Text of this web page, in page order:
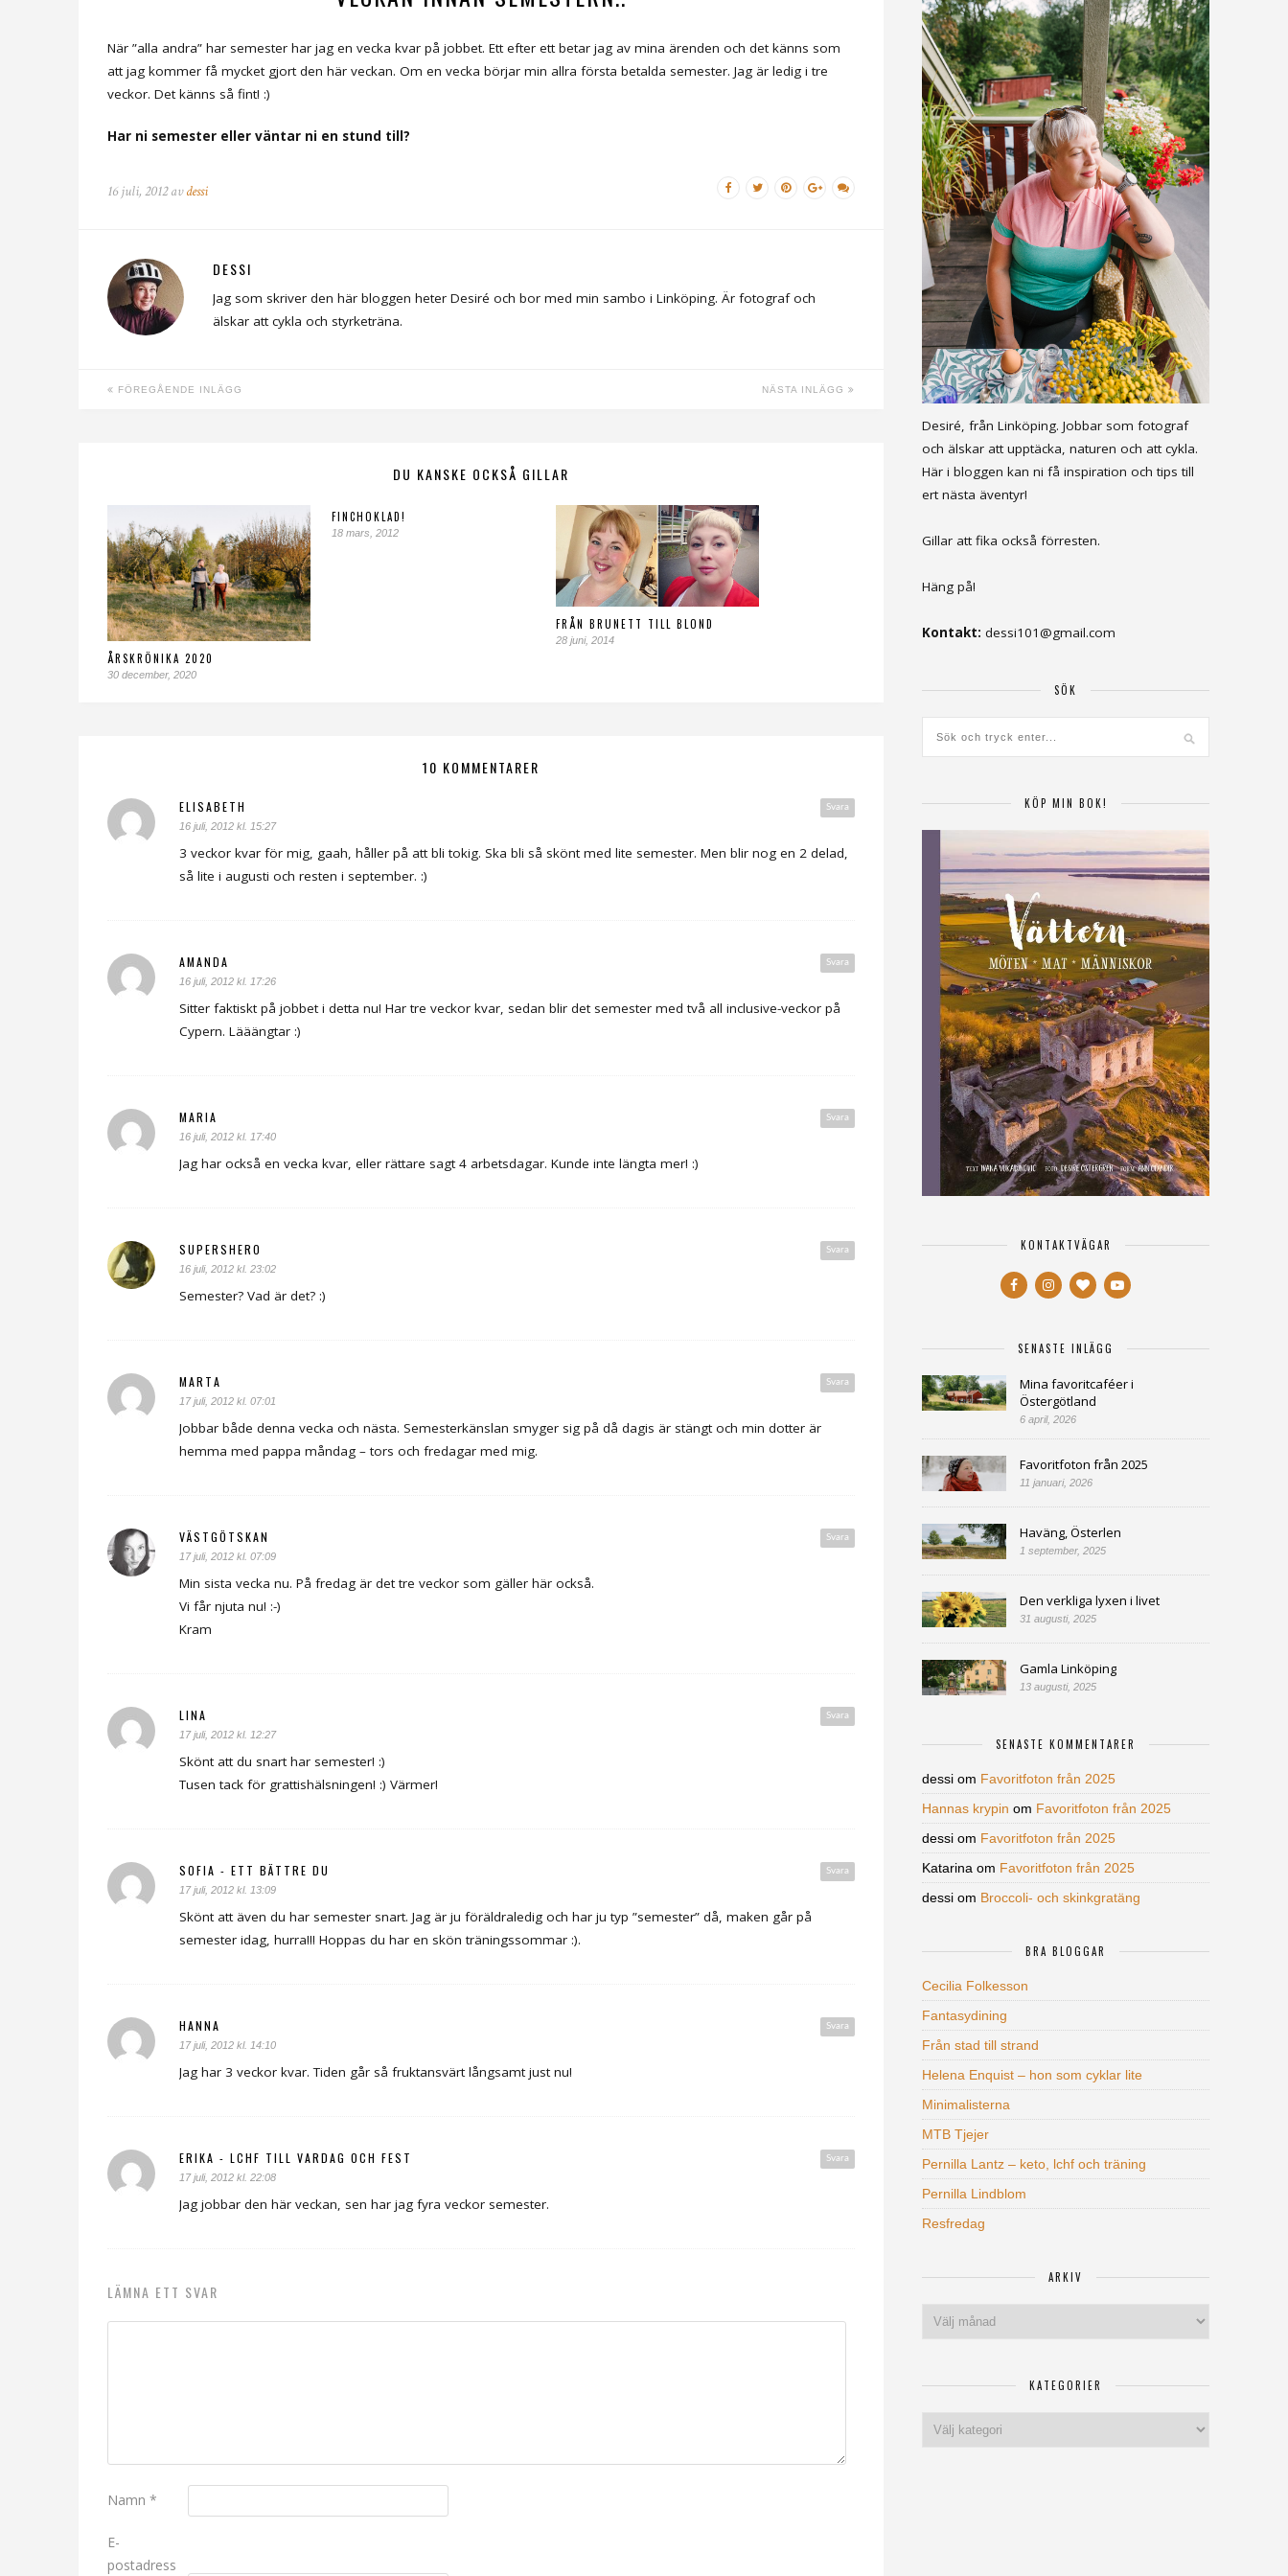
När ”alla andra” har semester har jag en vecka kvar på jobbet. Ett efter ett betar jag av mina ärenden och det känns som
att jag kommer få mycket gjort den här veckan. Om en vecka börjar min allra första betalda semester. Jag är ledig i tre
veckor. Det känns så fint! :)
Har ni semester eller väntar ni en stund till?
16 juli, 2012 avdessi
DESSI
Jag som skriver den här bloggen heter Desiré och bor med min sambo i Linköping. Är fotograf och
älskar att cykla och styrketräna.
FÖREGÅENDE INLÄGG NÄSTA INLÄGG
DU KANSKE OCKSÅ GILLAR
ÅRSKRÖNIKA 2020
30 december, 2020
FINCHOKLAD!
18 mars, 2012
FRÅN BRUNETT TILL BLOND
28 juni, 2014
10 KOMMENTARER
Svara
ELISABETH
16 juli, 2012 kl. 15:27
3 veckor kvar för mig, gaah, håller på att bli tokig. Ska bli så skönt med lite semester. Men blir nog en 2 delad,
så lite i augusti och resten i september. :)
Svara
AMANDA
16 juli, 2012 kl. 17:26
Sitter faktiskt på jobbet i detta nu! Har tre veckor kvar, sedan blir det semester med två all inclusive-veckor på
Cypern. Lääängtar :)
Svara
MARIA
16 juli, 2012 kl. 17:40
Jag har också en vecka kvar, eller rättare sagt 4 arbetsdagar. Kunde inte längta mer! :)
Svara
SUPERSHERO
16 juli, 2012 kl. 23:02
Semester? Vad är det? :)
Svara
MARTA
17 juli, 2012 kl. 07:01
Jobbar både denna vecka och nästa. Semesterkänslan smyger sig på då dagis är stängt och min dotter är
hemma med pappa måndag – tors och fredagar med mig.
Svara
VÄSTGÖTSKAN
17 juli, 2012 kl. 07:09
Min sista vecka nu. På fredag är det tre veckor som gäller här också.
Vi får njuta nu! :-)
Kram
Svara
LINA
17 juli, 2012 kl. 12:27
Skönt att du snart har semester! :)
Tusen tack för grattishälsningen! :) Värmer!
Svara
SOFIA - ETT BÄTTRE DU
17 juli, 2012 kl. 13:09
Skönt att även du har semester snart. Jag är ju föräldraledig och har ju typ ”semester” då, maken går på
semester idag, hurra!!! Hoppas du har en skön träningssommar :).
Svara
HANNA
17 juli, 2012 kl. 14:10
Jag har 3 veckor kvar. Tiden går så fruktansvärt långsamt just nu!
Svara
ERIKA - LCHF TILL VARDAG OCH FEST
17 juli, 2012 kl. 22:08
Jag jobbar den här veckan, sen har jag fyra veckor semester.
LÄMNA ETT SVAR
Namn *
E-
postadress
Desiré, från Linköping. Jobbar som fotograf
och älskar att upptäcka, naturen och att cykla.
Här i bloggen kan ni få inspiration och tips till
ert nästa äventyr!
Gillar att fika också förresten.
Häng på!
Kontakt: dessi101@gmail.com
SÖK
KÖP MIN BOK!
KONTAKTVÄGAR
SENASTE INLÄGG
Mina favoritcaféer i
Östergötland
6 april, 2026
Favoritfoton från 2025
11 januari, 2026
Haväng, Österlen
1 september, 2025
Den verkliga lyxen i livet
31 augusti, 2025
Gamla Linköping
13 augusti, 2025
SENASTE KOMMENTARER
dessi om Favoritfoton från 2025
Hannas krypin om Favoritfoton från 2025
dessi om Favoritfoton från 2025
Katarina om Favoritfoton från 2025
dessi om Broccoli- och skinkgratäng
BRA BLOGGAR
Cecilia Folkesson
Fantasydining
Från stad till strand
Helena Enquist – hon som cyklar lite
Minimalisterna
MTB Tjejer
Pernilla Lantz – keto, lchf och träning
Pernilla Lindblom
Resfredag
ARKIV
KATEGORIER